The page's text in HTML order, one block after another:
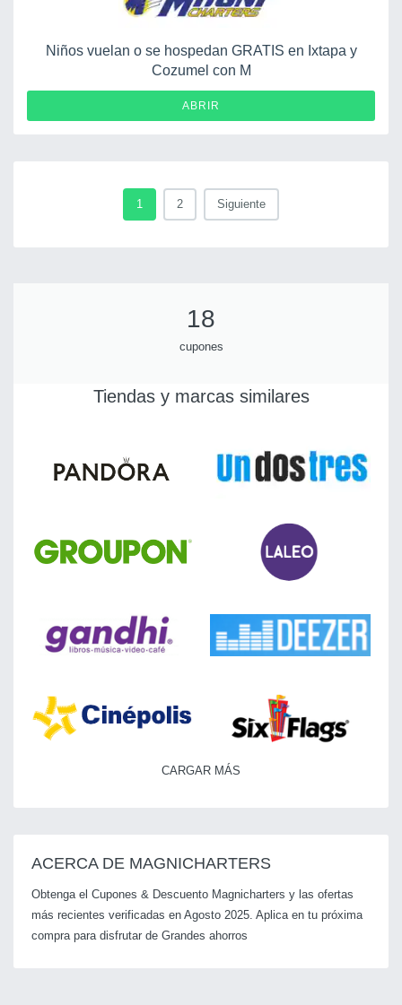
Niños vuelan o se hospedan GRATIS en Ixtapa y
Cozumel con M
ABRIR
1 2 Siguiente
18
cupones
Tiendas y marcas similares
CARGAR MÁS
ACERCA DE MAGNICHARTERS
Obtenga el Cupones & Descuento Magnicharters y las ofertas
más recientes verificadas en Agosto 2025. Aplica en tu próxima
compra para disfrutar de Grandes ahorros